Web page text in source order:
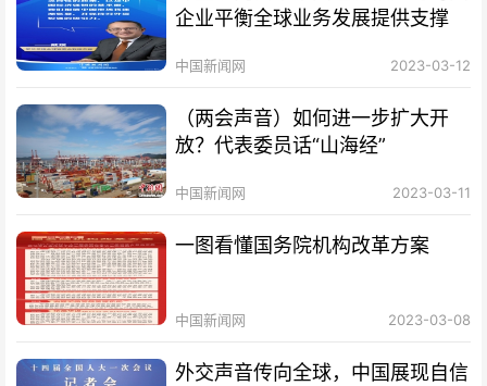
企业平衡全球业务发展提供支撑
中国新闻网 2023-03-12
（两会声音）如何进一步扩大开
放？代表委员话“山海经”
中国新闻网 2023-03-11
一图看懂国务院机构改革方案
中国新闻网 2023-03-08
外交声音传向全球，中国展现自信